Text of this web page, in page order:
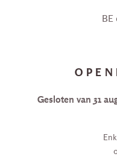
BE
Gesloten van 31